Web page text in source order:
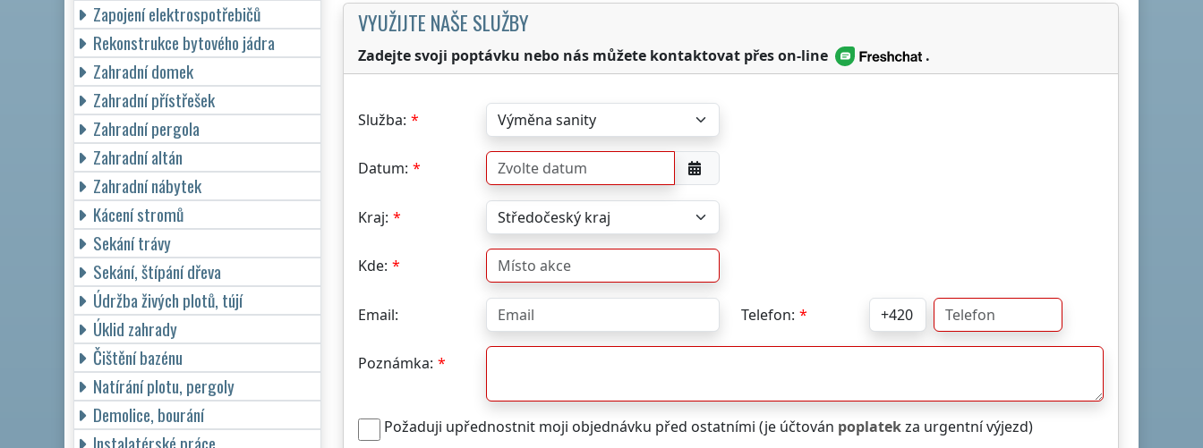
VYUŽIJTE NAŠE SLUŽBY
Zadejte svoji poptávku nebo nás můžete kontaktovat přes on-line .
Služba:
Datum:
Kraj:
Kde:
Email: Telefon:
Poznámka:
Požaduji upřednostnit moji objednávku před ostatními (je účtován poplatekza urgentní výjezd)
Zapojení elektrospotřebičů
Rekonstrukce bytového jádra
Zahradní domek
Zahradní přístřešek
Zahradní pergola
Zahradní altán
Zahradní nábytek
Kácení stromů
Sekání trávy
Sekání, štípání dřeva
Údržba živých plotů, tújí
Úklid zahrady
Čištění bazénu
Natírání plotu, pergoly
Demolice, bourání